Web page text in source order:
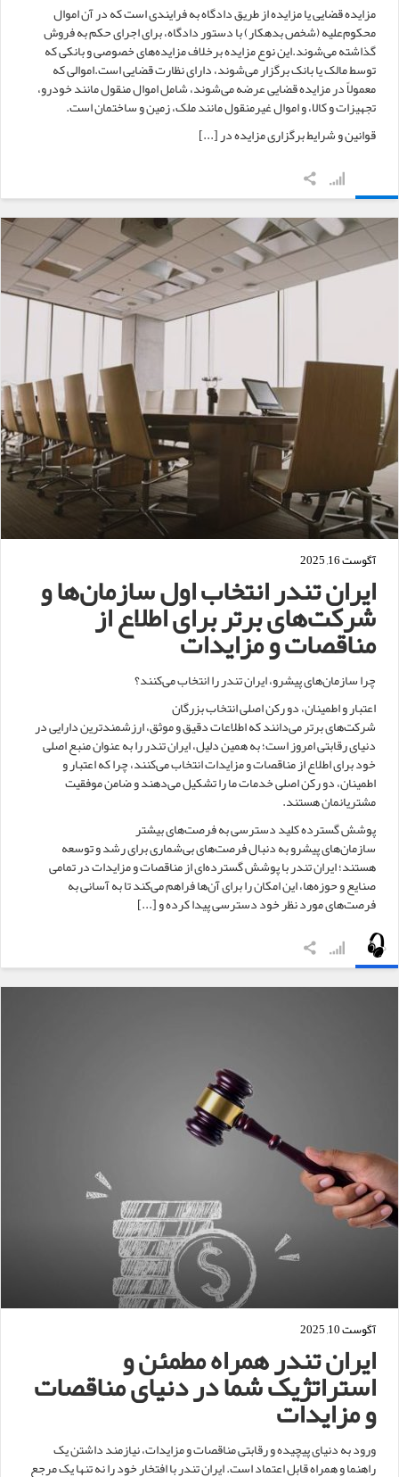
مزایده قضایی یا مزایده از طریق دادگاه به فرایندی است که در آن اموال
محکوم‌علیه (شخص بدهکار) با دستور دادگاه، برای اجرای حکم به فروش
گذاشته می‌شوند.این نوع مزایده برخلاف مزایده‌های خصوصی و بانکی که
توسط مالک یا بانک برگزار می‌شوند، دارای نظارت قضایی است.اموالی که
معمولاً در مزایده قضایی عرضه می‌شوند، شامل اموال منقول مانند خودرو،
تجهیزات و کالا، و اموال غیرمنقول مانند ملک، زمین و ساختمان است.
قوانین و شرایط برگزاری مزایده در [...]
آگوست 16, 2025
ایران تندر انتخاب اول سازمان‌ها و
شرکت‌های برتر برای اطلاع از
مناقصات و مزایدات
چرا سازمان‌های پیشرو، ایران تندر را انتخاب می‌کنند؟
اعتبار و اطمینان، دو رکن اصلی انتخاب بزرگان
شرکت‌های برتر می‌دانند که اطلاعات دقیق و موثق، ارزشمندترین دارایی در
دنیای رقابتی امروز است؛ به همین دلیل، ایران تندر را به عنوان منبع اصلی
خود برای اطلاع از مناقصات و مزایدات انتخاب می‌کنند، چرا که اعتبار و
اطمینان، دو رکن اصلی خدمات ما را تشکیل می‌دهند و ضامن موفقیت
مشتریانمان هستند.
پوشش گسترده کلید دسترسی به فرصت‌های بیشتر
سازمان‌های پیشرو به دنبال فرصت‌های بی‌شماری برای رشد و توسعه
هستند؛ ایران تندر با پوشش گسترده‌ای از مناقصات و مزایدات در تمامی
صنایع و حوزه‌ها، این امکان را برای آن‌ها فراهم می‌کند تا به آسانی به
فرصت‌های مورد نظر خود دسترسی پیدا کرده و [...]
آگوست 10, 2025
ایران تندر همراه مطمئن و
استراتژیک شما در دنیای مناقصات
و مزایدات
ورود به دنیای پیچیده و رقابتی مناقصات و مزایدات، نیازمند داشتن یک
راهنما و همراه قابل اعتماد است. ایران تندر با افتخار خود را نه تنها یک مرجع